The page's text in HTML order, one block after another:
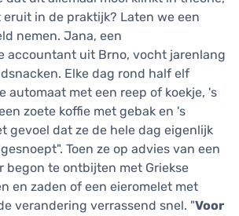
eruit in de praktijk? Laten we een
nemen. Jana, een
accountant uit Brno, vocht jarenlang
Elke dag rond half elf
automaat met een reep of koekje, 's
zoete koffie met gebak en 's
gevoel dat ze de hele dag eigenlijk
Toen ze op advies van een
begon te ontbijten met Griekse
en zaden of een eieromelet met
verandering verrassend snel. "Voor